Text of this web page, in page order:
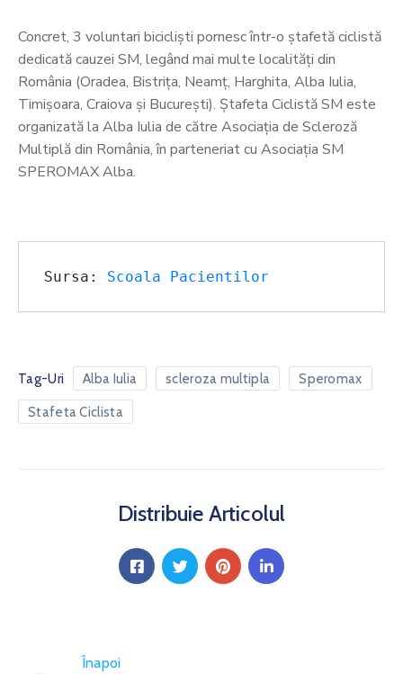
Concret, 3 voluntari bicicliști pornesc într-o ștafetă ciclistă
dedicată cauzei SM, legând mai multe localități din
România (Oradea, Bistrița, Neamț, Harghita, Alba Iulia,
Timișoara, Craiova și București). Ștafeta Ciclistă SM este
organizată la Alba Iulia de către Asociația de Scleroză
Multiplă din România, în parteneriat cu Asociația SM
SPEROMAX Alba.
Sursa: Scoala Pacientilor
Tag-Uri Alba Iulia scleroza multipla Speromax
Stafeta Ciclista
Distribuie Articolul
Înapoi